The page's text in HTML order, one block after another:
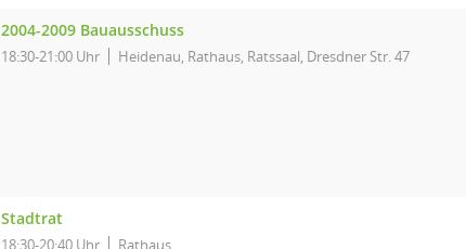
2004-2009 Bauausschuss
18:30-21:00 Uhr Heidenau, Rathaus, Ratssaal, Dresdner Str. 47
Stadtrat
18:30-20:40 Uhr Rathaus